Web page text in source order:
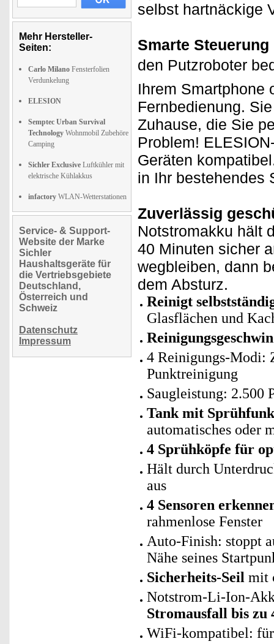
Mehr Hersteller-
Seiten:
Carlo Milano Fensterfolien
Verdunkelung
ELESION
Semptec Urban Survival
Technology Wohnmobil Zubehöre
Camping
Sichler Exclusive Luftkühler mit
elektrische Kühlakkus
infactory WLAN-Wetterstationen
Service- & Support-
Website der Marke
Sichler
Haushaltsgeräte für
die Vertriebsgebiete
Deutschland,
Österreich und
Schweiz
Datenschutz
Impressum
selbst hartnäckige
Smarte
den Putzroboter
Ihrem Smartphone
Fernbedienung.
Zuhause, die Sie
Problem!
Geräten
in Ihr bestehendes
Zuverlässig
Notstromakku hält
40 Minuten sicher
wegbleiben, dann
dem Absturz.
Reinigt
Glasflächen und
4 Reinigungs-Modi:
Punktreinigung
Saugleistung: 2.500
Tank mit
automatisches oder
4 Sprühköpfe für
Hält durch
aus
4 Sensoren
rahmenlose Fenster
Auto-Finish: stoppt
Nähe seines
Sicherheits-Seil mit
Notstrom-Li-Ion-
Stromausfall bis zu
WiFi-kompatibel: